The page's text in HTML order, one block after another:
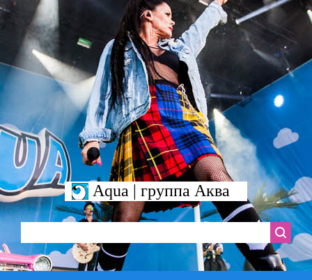
Aqua | группа Аква